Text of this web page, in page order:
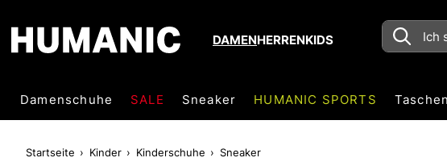
DAMENHERRENKIDS
Damenschuhe SALE Sneaker HUMANIC SPORTS Taschen
Startseite Kinder Kinderschuhe Sneaker